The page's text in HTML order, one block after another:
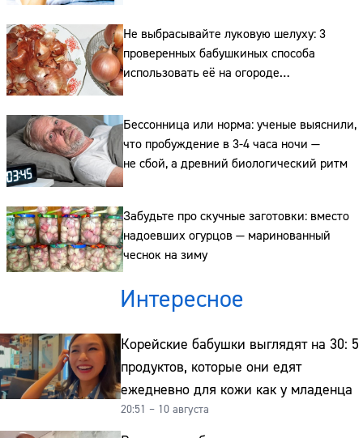
Не выбрасывайте луковую шелуху: 3
проверенных бабушкиных способа
использовать её на огороде
и для здоровья этой зимой
Бессонница или норма: ученые выяснили,
что пробуждение в 3-4 часа ночи —
не сбой, а древний биологический ритм
Забудьте про скучные заготовки: вместо
надоевших огурцов — маринованный
чеснок на зиму
Интересное
Корейские бабушки выглядят на 30: 5
продуктов, которые они едят
ежедневно для кожи как у младенца
20:51 – 10 августа